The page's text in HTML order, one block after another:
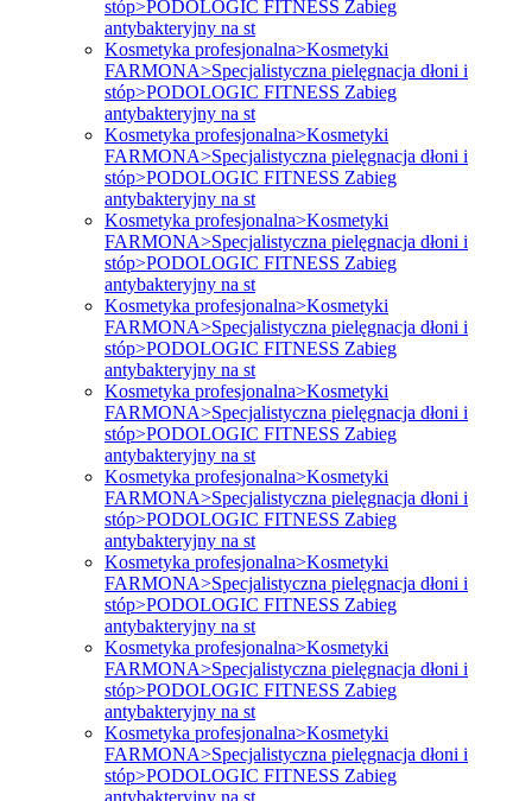
stóp>PODOLOGIC FITNESS Zabieg
antybakteryjny na st
Kosmetyka profesjonalna>Kosmetyki
FARMONA>Specjalistyczna pielęgnacja dłoni i
stóp>PODOLOGIC FITNESS Zabieg
antybakteryjny na st
Kosmetyka profesjonalna>Kosmetyki
FARMONA>Specjalistyczna pielęgnacja dłoni i
stóp>PODOLOGIC FITNESS Zabieg
antybakteryjny na st
Kosmetyka profesjonalna>Kosmetyki
FARMONA>Specjalistyczna pielęgnacja dłoni i
stóp>PODOLOGIC FITNESS Zabieg
antybakteryjny na st
Kosmetyka profesjonalna>Kosmetyki
FARMONA>Specjalistyczna pielęgnacja dłoni i
stóp>PODOLOGIC FITNESS Zabieg
antybakteryjny na st
Kosmetyka profesjonalna>Kosmetyki
FARMONA>Specjalistyczna pielęgnacja dłoni i
stóp>PODOLOGIC FITNESS Zabieg
antybakteryjny na st
Kosmetyka profesjonalna>Kosmetyki
FARMONA>Specjalistyczna pielęgnacja dłoni i
stóp>PODOLOGIC FITNESS Zabieg
antybakteryjny na st
Kosmetyka profesjonalna>Kosmetyki
FARMONA>Specjalistyczna pielęgnacja dłoni i
stóp>PODOLOGIC FITNESS Zabieg
antybakteryjny na st
Kosmetyka profesjonalna>Kosmetyki
FARMONA>Specjalistyczna pielęgnacja dłoni i
stóp>PODOLOGIC FITNESS Zabieg
antybakteryjny na st
Kosmetyka profesjonalna>Kosmetyki
FARMONA>Specjalistyczna pielęgnacja dłoni i
stóp>PODOLOGIC FITNESS Zabieg
antybakteryjny na st